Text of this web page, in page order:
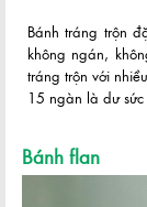
Bánh tráng trộn
không ngán,
tráng trộn với
15 ngàn là dư
Bánh flan